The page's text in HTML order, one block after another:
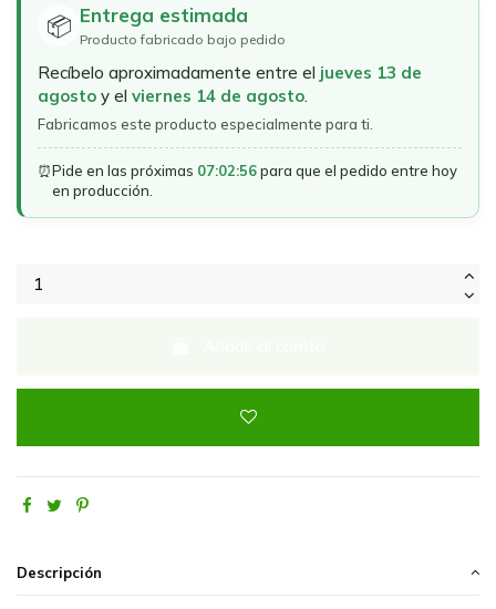
📦 Entrega estimada
Producto fabricado bajo pedido
Recíbelo aproximadamente entre el jueves 13 de
agosto y el viernes 14 de agosto.
Fabricamos este producto especialmente para ti.
⏰Pide en las próximas 07:02:56para que el pedido entre hoy
en producción.
Descripción